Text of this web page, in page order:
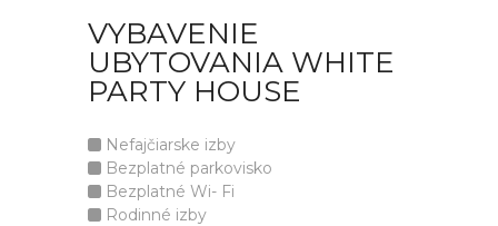
VYBAVENIE
UBYTOVANIA WHITE
PARTY HOUSE
Nefajčiarske izby
Bezplatné parkovisko
Bezplatné Wi- Fi
Rodinné izby